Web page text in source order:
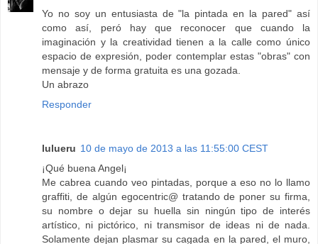
Yo no soy un entusiasta de "la pintada en la pared" así
como así, peró hay que reconocer que cuando la
imaginación y la creatividad tienen a la calle como único
espacio de expresión, poder contemplar estas "obras" con
mensaje y de forma gratuita es una gozada.
Un abrazo
Responder
lulueru 10 de mayo de 2013 a las 11:55:00 CEST
¡Qué buena Angel¡
Me cabrea cuando veo pintadas, porque a eso no lo llamo
graffiti, de algún egocentric@ tratando de poner su firma,
su nombre o dejar su huella sin ningún tipo de interés
artístico, ni pictórico, ni transmisor de ideas ni de nada.
Solamente dejan plasmar su cagada en la pared, el muro,